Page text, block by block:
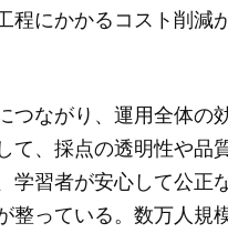
程にかかるコスト削減
つながり、運用全体の
て、採点の透明性や品
学習者が安心して公正
整っている。数万人規